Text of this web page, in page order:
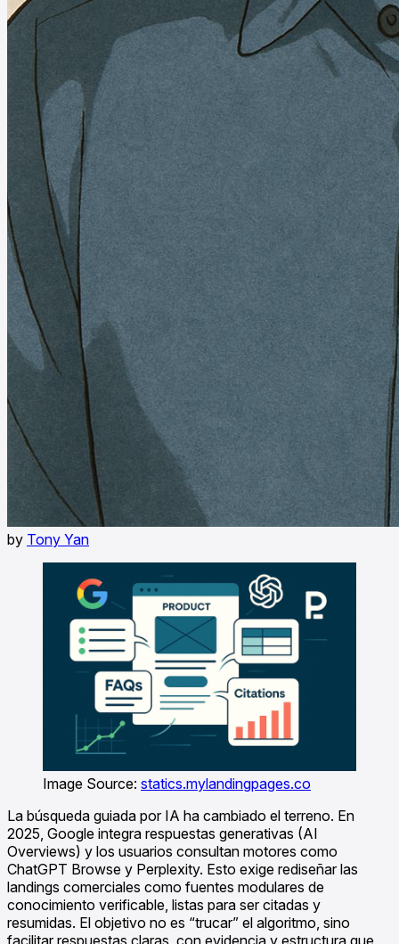
by Tony Yan
Image Source: statics.mylandingpages.co
La búsqueda guiada por IA ha cambiado el terreno. En
2025, Google integra respuestas generativas (AI
Overviews) y los usuarios consultan motores como
ChatGPT Browse y Perplexity. Esto exige rediseñar las
landings comerciales como fuentes modulares de
conocimiento verificable, listas para ser citadas y
resumidas. El objetivo no es “trucar” el algoritmo, sino